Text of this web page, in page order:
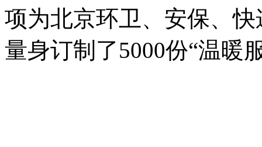
项为北京环卫、安保、
量身订制了5000份“温暖